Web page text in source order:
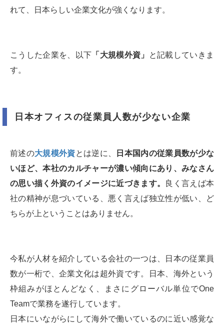
れて、日本らしい企業文化が強くなります。
こうした企業を、以下 「大規模外資」
と記載していきま
す。
日本オフィスの従業員人数が少ない企業
前述の大規模外資とは逆に、
日本国内の従業員数が少な
いほど、本社のカルチャーが濃い傾向にあり、みなさん
の思い描く外資のイメージに近づきます。 良く言えば本
社の精神が息づいている、悪く言えば独立性が低い、ど
ちらが上ということはありません。
今私が人材を紹介している会社の一つは、日本の従業員
数が一桁で、企業文化は超外資です。日本、海外という
枠組みがほとんどなく、まさにグローバル単位でOne
Teamで業務を遂行しています。
日本にいながらにして海外で働いているのに近い感覚な